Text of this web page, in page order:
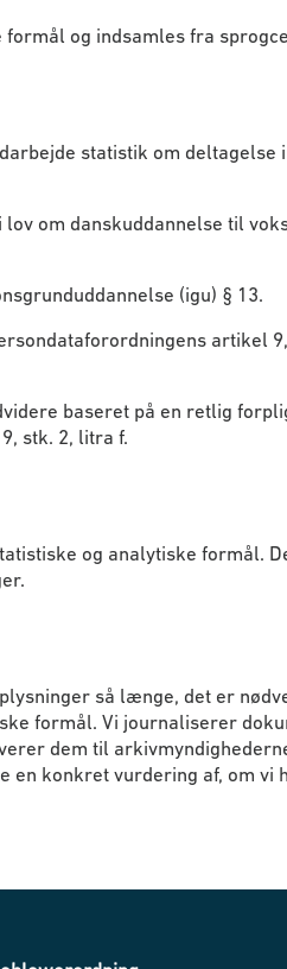
og indsamles fra
statistik om deltagelse i
om danskuddannelse til
(igu) § 13.
artikel
baseret på en retlig
stk. 2, litra f.
og analytiske formål.
så længe, det er
formål. Vi journaliserer
dem til
en konkret vurdering af, om vi